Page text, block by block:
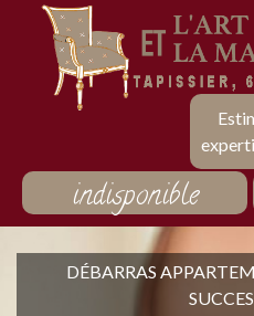
indisponible
DÉBARRAS